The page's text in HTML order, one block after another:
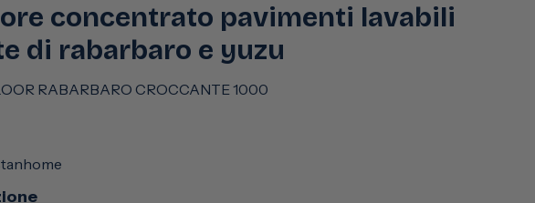
concentrato pavimenti lavabili
di rabarbaro e yuzu
RABARBARO CROCCANTE 1000